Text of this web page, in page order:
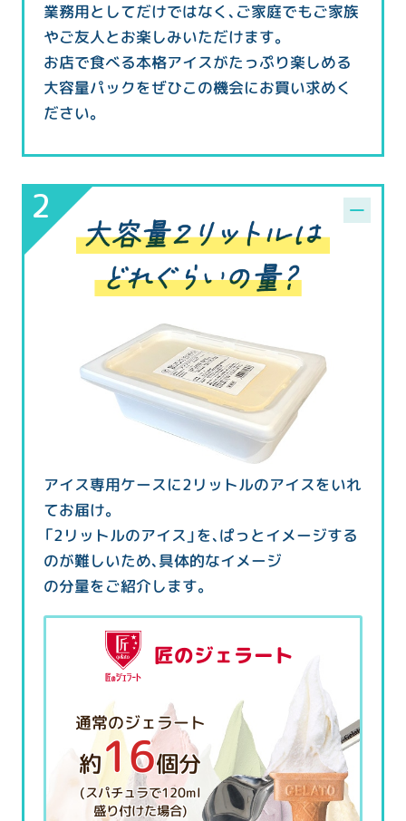
業務用としてだけではなく、ご家庭でもご家族
やご友人とお楽しみいただけます。
お店で食べる本格アイスがたっぷり楽しめる
大容量パックをぜひこの機会にお買い求めく
ださい。
アイス専用ケースに2リットルのアイスをいれ
てお届け。
「2リットルのアイス」を、ぱっとイメージする
のが難しいため、具体的なイメージ
の分量をご紹介します。
匠のジェラート
通常のジェラート
約16個分
(スパチュラで120ml
盛り付けた場合)